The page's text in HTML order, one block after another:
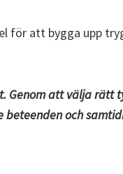
för att bygga upp
Genom att välja rätt
och